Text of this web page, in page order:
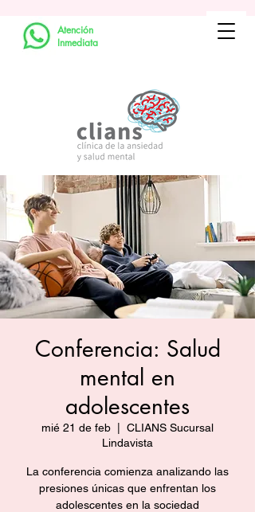
Atención
Inmediata
Conferencia: Salud
mental en
adolescentes
mié 21 de feb
CLIANS Sucursal
Lindavista
La conferencia comienza analizando las
presiones únicas que enfrentan los
adolescentes en la sociedad